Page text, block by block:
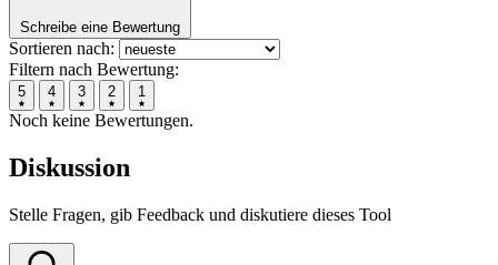
Schreibe eine Bewertung
Sortieren nach:
Filtern nach Bewertung:
5 4 3 2 1
Noch keine Bewertungen.
Diskussion
Stelle Fragen, gib Feedback und diskutiere dieses Tool